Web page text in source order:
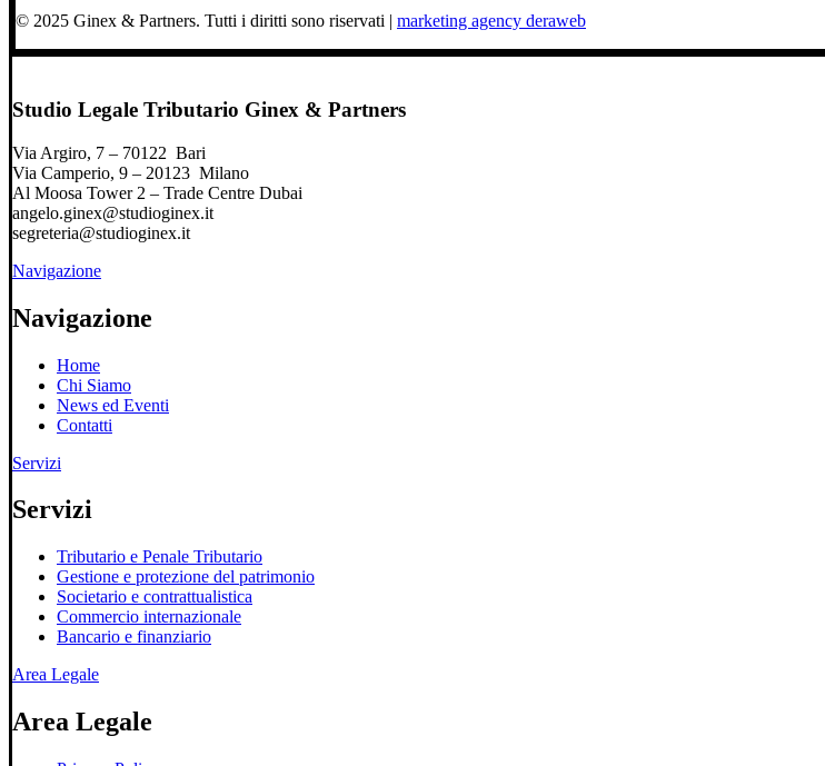
© 2025 Ginex & Partners. Tutti i diritti sono riservati | marketing agency deraweb
Studio Legale Tributario Ginex & Partners
Via Argiro, 7 – 70122 Bari
Via Camperio, 9 – 20123 Milano
Al Moosa Tower 2 – Trade Centre Dubai
angelo.ginex@studioginex.it
segreteria@studioginex.it
Navigazione
Navigazione
Home
Chi Siamo
News ed Eventi
Contatti
Servizi
Servizi
Tributario e Penale Tributario
Gestione e protezione del patrimonio
Societario e contrattualistica
Commercio internazionale
Bancario e finanziario
Area Legale
Area Legale